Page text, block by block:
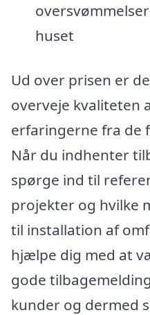
huset
Ud over prisen er
overveje kvaliteten
erfaringerne fra de
Når du indhenter
spørge ind til
projekter og hvilke
til installation af
hjælpe dig med at
gode
kunder og dermed